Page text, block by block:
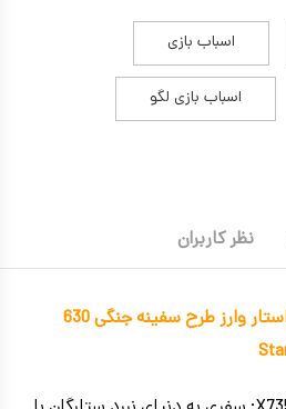
اسباب بازی
اسباب بازی لگو
نظر کاربران
معرفی لگو جنگ ستارگان استار وارز طرح سفینه جنگی 630